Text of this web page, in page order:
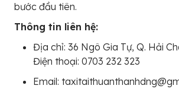
bước đầu tiên.
Thông tin liên hệ:
Địa chỉ: 36 Ngô Gia Tự, Q. Hải
Điện thoại: 0703 232 323
Email: